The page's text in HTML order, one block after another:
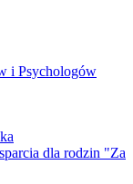
i Psychologów
dla rodzin "Za